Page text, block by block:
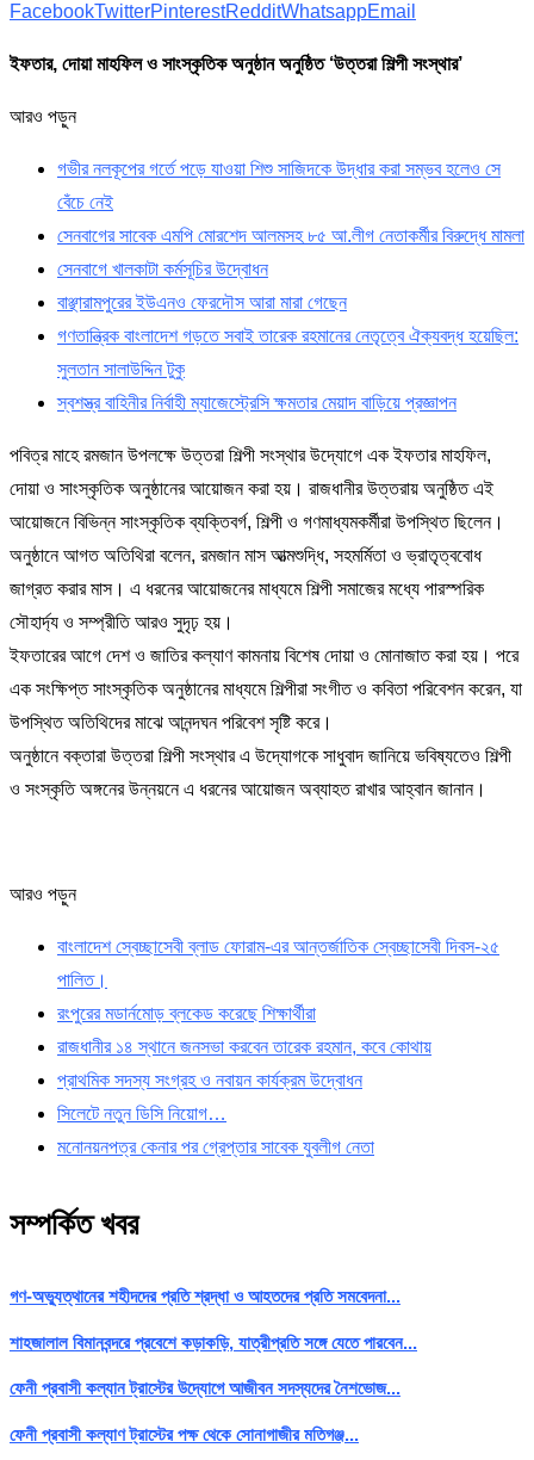
FacebookTwitterPinterestRedditWhatsappEmail
ইফতার, দোয়া মাহফিল ও সাংস্কৃতিক অনুষ্ঠান অনুষ্ঠিত ‘উত্তরা শিল্পী সংস্থার’
আরও পড়ুন
গভীর নলকূপের গর্তে পড়ে যাওয়া শিশু সাজিদকে উদ্ধার করা সম্ভব হলেও সে
বেঁচে নেই
সেনবাগের সাবেক এমপি মোরশেদ আলমসহ ৮৫ আ.লীগ নেতাকর্মীর বিরুদ্ধে মামলা
সেনবাগে খালকাটা কর্মসূচির উদ্বোধন
বাঞ্ছারামপুরের ইউএনও ফেরদৌস আরা মারা গেছেন
গণতান্ত্রিক বাংলাদেশ গড়তে সবাই তারেক রহমানের নেতৃত্বে ঐক্যবদ্ধ হয়েছিল:
সুলতান সালাউদ্দিন টুকু
স্বশস্ত্র বাহিনীর নির্বাহী ম্যাজেস্ট্রেসি ক্ষমতার মেয়াদ বাড়িয়ে প্রজ্ঞাপন
পবিত্র মাহে রমজান উপলক্ষে উত্তরা শিল্পী সংস্থার উদ্যোগে এক ইফতার মাহফিল,
দোয়া ও সাংস্কৃতিক অনুষ্ঠানের আয়োজন করা হয়। রাজধানীর উত্তরায় অনুষ্ঠিত এই
আয়োজনে বিভিন্ন সাংস্কৃতিক ব্যক্তিবর্গ, শিল্পী ও গণমাধ্যমকর্মীরা উপস্থিত ছিলেন।
অনুষ্ঠানে আগত অতিথিরা বলেন, রমজান মাস আত্মশুদ্ধি, সহমর্মিতা ও ভ্রাতৃত্ববোধ
জাগ্রত করার মাস। এ ধরনের আয়োজনের মাধ্যমে শিল্পী সমাজের মধ্যে পারস্পরিক
সৌহার্দ্য ও সম্প্রীতি আরও সুদৃঢ় হয়।
ইফতারের আগে দেশ ও জাতির কল্যাণ কামনায় বিশেষ দোয়া ও মোনাজাত করা হয়। পরে
এক সংক্ষিপ্ত সাংস্কৃতিক অনুষ্ঠানের মাধ্যমে শিল্পীরা সংগীত ও কবিতা পরিবেশন করেন, যা
উপস্থিত অতিথিদের মাঝে আনন্দঘন পরিবেশ সৃষ্টি করে।
অনুষ্ঠানে বক্তারা উত্তরা শিল্পী সংস্থার এ উদ্যোগকে সাধুবাদ জানিয়ে ভবিষ্যতেও শিল্পী
ও সংস্কৃতি অঙ্গনের উন্নয়নে এ ধরনের আয়োজন অব্যাহত রাখার আহ্বান জানান।
আরও পড়ুন
বাংলাদেশ স্বেচ্ছাসেবী ব্লাড ফোরাম-এর আন্তর্জাতিক স্বেচ্ছাসেবী দিবস-২৫
পালিত।
রংপুরের মডার্নমোড় ব্লকেড করেছে শিক্ষার্থীরা
রাজধানীর ১৪ স্থানে জনসভা করবেন তারেক রহমান, কবে কোথায়
প্রাথমিক সদস্য সংগ্রহ ও নবায়ন কার্যক্রম উদ্বোধন
সিলেটে নতুন ডিসি নিয়োগ…
মনোনয়নপত্র কেনার পর গ্রেপ্তার সাবেক যুবলীগ নেতা
সম্পর্কিত খবর
গণ-অভ্যুত্থানের শহীদদের প্রতি শ্রদ্ধা ও আহতদের প্রতি সমবেদনা...
শাহজালাল বিমানবন্দরে প্রবেশে কড়াকড়ি, যাত্রীপ্রতি সঙ্গে যেতে পারবেন...
ফেনী প্রবাসী কল্যান ট্রাস্টের উদ্যোগে আজীবন সদস্যদের নৈশভোজ...
ফেনী প্রবাসী কল্যাণ ট্রাস্টের পক্ষ থেকে সোনাগাজীর মতিগঞ্জ...